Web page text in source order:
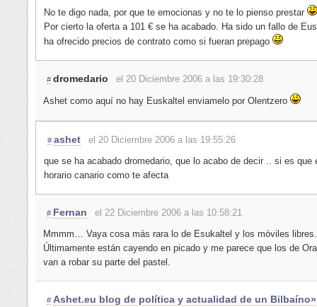
No te digo nada, por que te emocionas y no te lo pienso prestar
Por cierto la oferta a 101 € se ha acabado. Ha sido un fallo de
ha ofrecido precios de contrato como si fueran prepago
# dromedario el 20 Diciembre 2006 a las 19:30:28
Ashet como aquí no hay Euskaltel enviamelo por Olentzero
# ashet
el 20 Diciembre 2006 a las 19:55:26
que se ha acabado dromedario, que lo acabo de decir .. si es que
horario canario como te afecta
# Fernan
el 22 Diciembre 2006 a las 10:58:21
Mmmm… Vaya cosa más rara lo de Esukaltel y los móviles
Últimamente están cayendo en picado y me parece que los de
van a robar su parte del pastel.
# Ashet.eu blog de política y actualidad de un